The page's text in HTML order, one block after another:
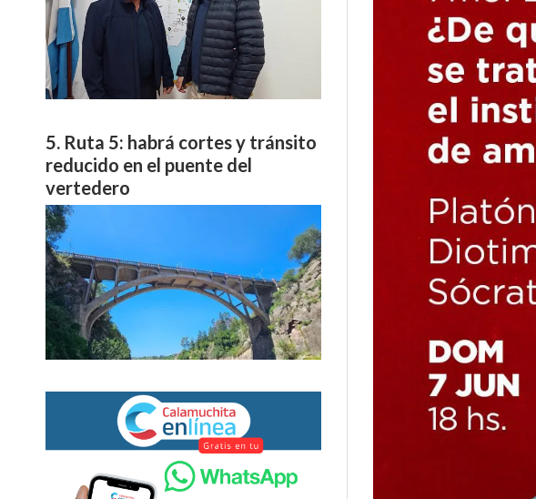
Ruta 5: habrá cortes y tránsito
reducido en el puente del
vertedero